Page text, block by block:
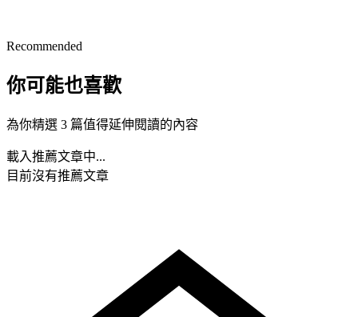
Recommended
你可能也喜歡
為你精選 3 篇值得延伸閱讀的內容
載入推薦文章中...
目前沒有推薦文章